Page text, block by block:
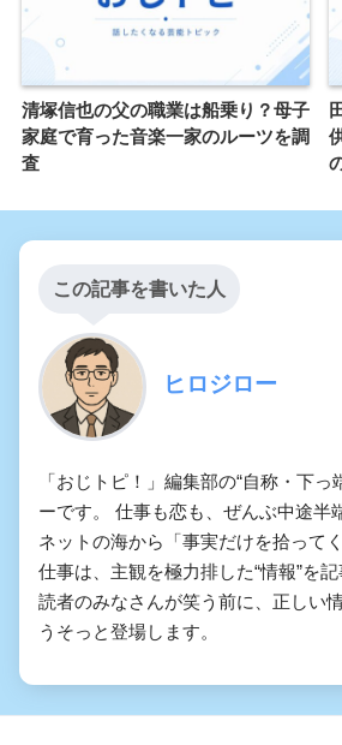
清塚信也の父の職業は船乗り？母子
家庭で育った音楽一家のルーツを調
査
この記事を書いた人
ヒロジロー
「おじトピ！」編集部の“自称・下っ
ーです。 仕事も恋も、ぜんぶ中途半
ネットの海から「事実だけを拾って
仕事は、主観を極力排した“情報”を記
読者のみなさんが笑う前に、正しい
うそっと登場します。